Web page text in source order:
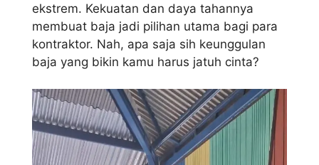
ekstrem. Kekuatan dan daya tahannya
membuat baja jadi pilihan utama bagi para
kontraktor. Nah, apa saja sih keunggulan
baja yang bikin kamu harus jatuh cinta?